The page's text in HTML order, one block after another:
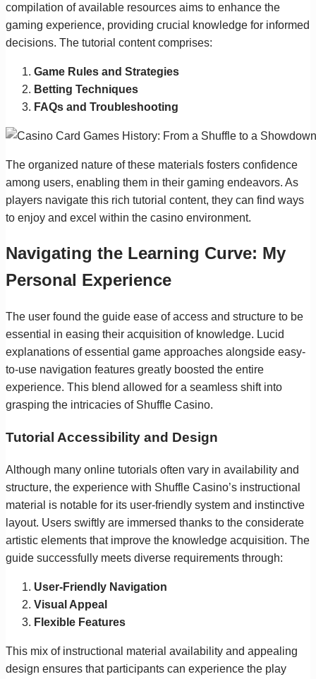
compilation of available resources aims to enhance the
gaming experience, providing crucial knowledge for informed
decisions. The tutorial content comprises:
Game Rules and Strategies
Betting Techniques
FAQs and Troubleshooting
The organized nature of these materials fosters confidence
among users, enabling them in their gaming endeavors. As
players navigate this rich tutorial content, they can find ways
to enjoy and excel within the casino environment.
Navigating the Learning Curve: My
Personal Experience
The user found the guide ease of access and structure to be
essential in easing their acquisition of knowledge. Lucid
explanations of essential game approaches alongside easy-
to-use navigation features greatly boosted the entire
experience. This blend allowed for a seamless shift into
grasping the intricacies of Shuffle Casino.
Tutorial Accessibility and Design
Although many online tutorials often vary in availability and
structure, the experience with Shuffle Casino’s instructional
material is notable for its user-friendly system and instinctive
layout. Users swiftly are immersed thanks to the considerate
artistic elements that improve the knowledge acquisition. The
guide successfully meets diverse requirements through:
User-Friendly Navigation
Visual Appeal
Flexible Features
This mix of instructional material availability and appealing
design ensures that participants can experience the play